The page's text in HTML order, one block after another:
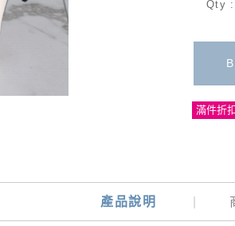
Qty
滿件折扣
產品說明